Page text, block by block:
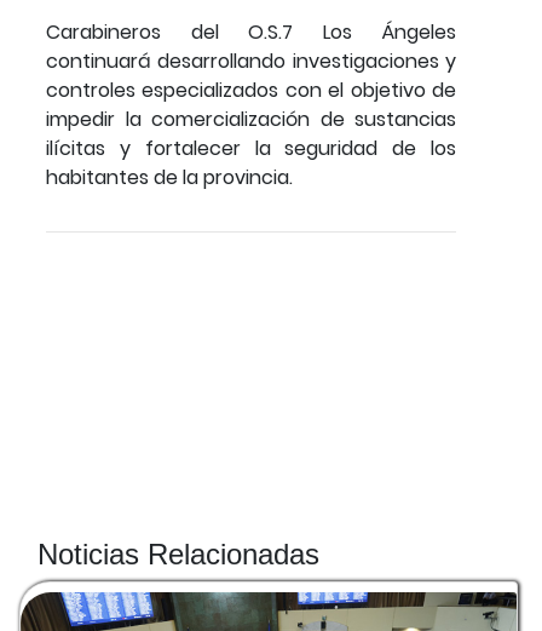
Carabineros del O.S.7 Los Ángeles
continuará desarrollando investigaciones y
controles especializados con el objetivo de
impedir la comercialización de sustancias
ilícitas y fortalecer la seguridad de los
habitantes de la provincia.
Noticias Relacionadas